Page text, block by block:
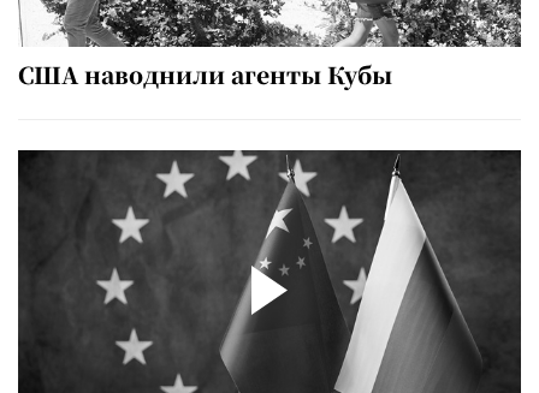
США наводнили агенты Кубы